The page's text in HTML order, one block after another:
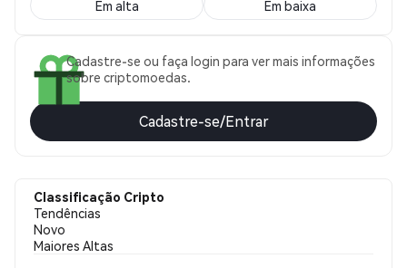
Em alta Em baixa
Cadastre-se ou faça login para ver mais informações
sobre criptomoedas.
Cadastre-se/Entrar
Classificação Cripto
Tendências
Novo
Maiores Altas